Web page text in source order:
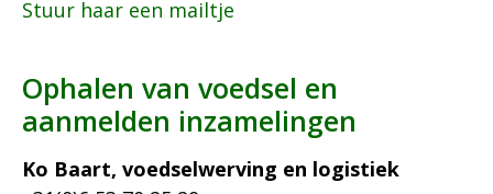
Stuur haar een mailtje
Ophalen van voedsel en
aanmelden inzamelingen
Ko Baart, voedselwerving en logistiek